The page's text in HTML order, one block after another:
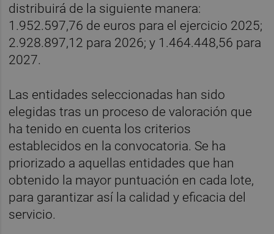
distribuirá de la siguiente manera:
1.952.597,76 de euros para el ejercicio 2025;
2.928.897,12 para 2026; y 1.464.448,56 para
2027.
Las entidades seleccionadas han sido
elegidas tras un proceso de valoración que
ha tenido en cuenta los criterios
establecidos en la convocatoria. Se ha
priorizado a aquellas entidades que han
obtenido la mayor puntuación en cada lote,
para garantizar así la calidad y eficacia del
servicio.